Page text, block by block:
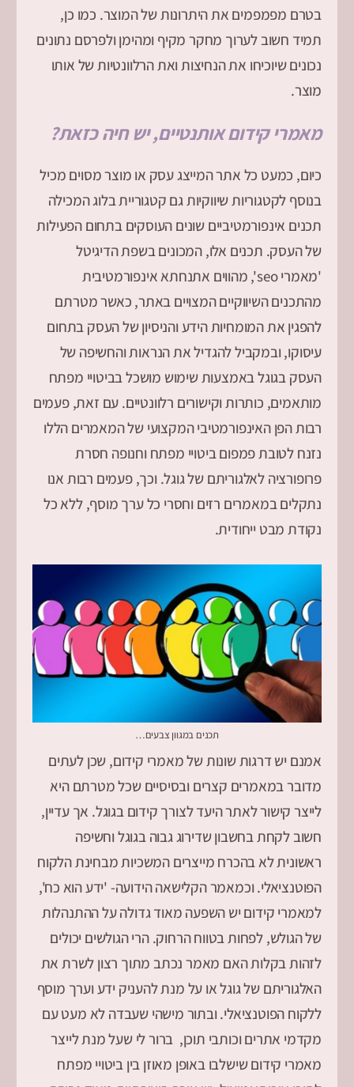
בטרם מפמפמים את היתרונות של המוצר. כמו כן,
תמיד חשוב לערוך מחקר מקיף ומהימן ולפרסם נתונים
נכונים שיוכיחו את הנחיצות ואת הרלוונטיות של אותו
מוצר.
מאמרי קידום אותנטיים, יש חיה כזאת?
כיום, כמעט כל אתר המייצג עסק או מוצר מסוים מכיל
בנוסף לקטגוריות שיווקיות גם קטגוריית בלוג המכילה
תכנים אינפורמטיביים שונים העוסקים בתחום הפעילות
של העסק. תכנים אלו, המכונים בשפת הדיגיטל
'מאמרי seo', מהווים אתנחתא אינפורמטיבית
מהתכנים השיווקיים המצויים באתר, כאשר מטרתם
להפגין את המומחיות הידע והניסיון של העסק בתחום
עיסוקו, ובמקביל להגדיל את הנראות והחשיפה של
העסק בגוגל באמצעות שימוש מושכל בביטויי מפתח
מותאמים, כותרות וקישורים רלוונטיים. עם זאת, פעמים
רבות הפן האינפורמטיבי המקצועי של המאמרים הללו
נזנח לטובת פמפום ביטויי מפתח וחנופה חסרת
פרופורציה לאלגוריתם של גוגל. וכך, פעמים רבות אנו
נתקלים במאמרים רזים וחסרי כל ערך מוסף, ללא כל
נקודת מבט ייחודית.
תכנים במגוון צבעים…
אמנם יש דרגות שונות של מאמרי קידום, שכן לעתים
מדובר במאמרים קצרים ובסיסיים שכל מטרתם היא
לייצר קישור לאתר היעד לצורך קידום בגוגל. אך עדיין,
חשוב לקחת בחשבון שדירוג גבוה בגוגל וחשיפה
ראשונית לא בהכרח מייצרים המשכיות מבחינת הלקוח
הפוטנציאלי. וכמאמר הקלישאה הידועה- 'ידע הוא כח',
למאמרי קידום יש השפעה מאוד גדולה על ההתנהלות
של הגולש, לפחות בטווח הרחוק. הרי הגולשים יכולים
לזהות בקלות האם מאמר נכתב מתוך רצון לשרת את
האלגוריתם של גוגל או על מנת להעניק ידע וערך מוסף
ללקוח הפוטנציאלי. ובתור מישהי שעבדה לא מעט עם
מקדמי אתרים וכותבי תוכן, ברור לי שעל מנת לייצר
מאמרי קידום שישלבו באופן מאוזן בין ביטויי מפתח